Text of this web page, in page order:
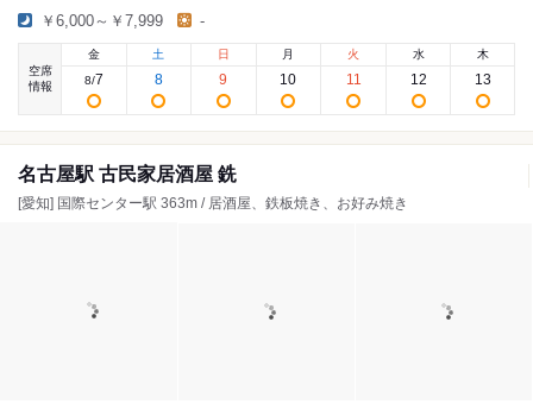
￥6,000～￥7,999 -
空席
情報
金
8/7
土
8
日
9
月
10
火
11
水
12
木
13
名古屋駅 古民家居酒屋 銑
[愛知] 国際センター駅 363m / 居酒屋、鉄板焼き、お好み焼き